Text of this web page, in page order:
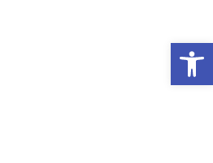
פתח סרגל נגישות